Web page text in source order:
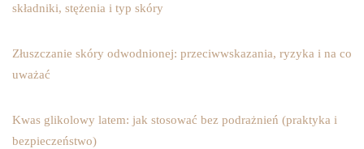
składniki, stężenia i typ skóry
Złuszczanie skóry odwodnionej: przeciwwskazania, ryzyka i na co
uważać
Kwas glikolowy latem: jak stosować bez podrażnień (praktyka i
bezpieczeństwo)